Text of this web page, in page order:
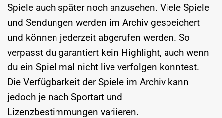
Spiele auch später noch anzusehen. Viele Spiele
und Sendungen werden im Archiv gespeichert
und können jederzeit abgerufen werden. So
verpasst du garantiert kein Highlight, auch wenn
du ein Spiel mal nicht live verfolgen konntest.
Die Verfügbarkeit der Spiele im Archiv kann
jedoch je nach Sportart und
Lizenzbestimmungen variieren.